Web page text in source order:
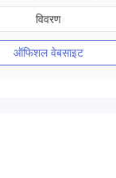
विनियमन
मेकिंग (एमएम)
लेबल MT4
विवरण
ऑफिशल वेबसाइट